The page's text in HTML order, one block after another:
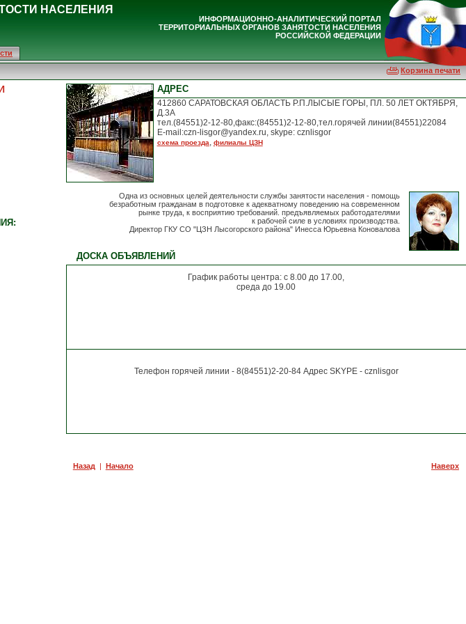
Корзина печати
НАСЕЛЕНИЯ
ИНФОРМАЦИОННО-АНАЛИТИЧЕСКИЙ ПОРТАЛ
ТЕРРИТОРИАЛЬНЫХ ОРГАНОВ ЗАНЯТОСТИ НАСЕЛЕНИЯ
РОССИЙСКОЙ ФЕДЕРАЦИИ
АДРЕС
412860 САРАТОВСКАЯ ОБЛАСТЬ Р.П.ЛЫСЫЕ ГОРЫ, ПЛ. 50 ЛЕТ ОКТЯБРЯ,
Д.3А
тел.(84551)2-12-80,факс:(84551)2-12-80,тел.горячей линии(84551)22084
E-mail:czn-lisgor@yandex.ru, skype: cznlisgor
схема проезда, филиалы ЦЗН
Одна из основных целей деятельности службы занятости населения - помощь
безработным гражданам в подготовке к адекватному поведению на современном
рынке труда, к восприятию требований. предъявляемых работодателями
к рабочей силе в условиях производства.
Директор ГКУ СО "ЦЗН Лысогорского района" Инесса Юрьевна Коновалова
ДОСКА ОБЪЯВЛЕНИЙ
График работы центра: с 8.00 до 17.00,
среда до 19.00
Телефон горячей линии - 8(84551)2-20-84 Адрес SKYPE - cznlisgor
Назад | Начало Наверх